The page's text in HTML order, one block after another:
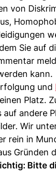
von
Sie auf
kann.
und
Platz.
auf andere
Wir
rein in
Gründen
Bitte